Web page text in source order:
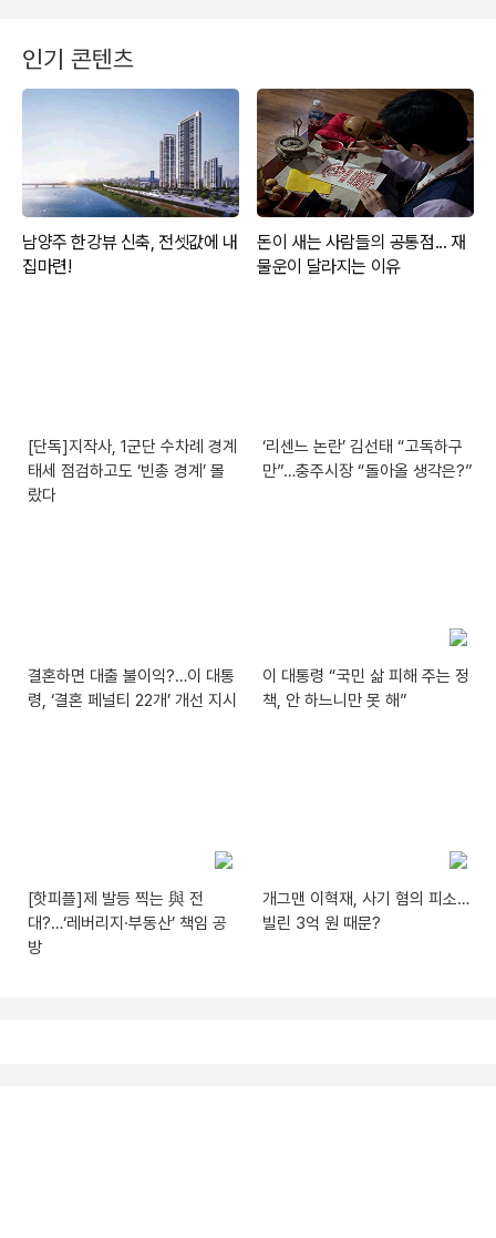
인기 콘텐츠
[단독]지작사, 1군단 수차례 경계
태세 점검하고도 ‘빈총 경계’ 몰
랐다
‘리센느 논란’ 김선태 “고독하구
만”…충주시장 “돌아올 생각은?”
결혼하면 대출 불이익?…이 대통
령, ‘결혼 페널티 22개’ 개선 지시
이 대통령 “국민 삶 피해 주는 정
책, 안 하느니만 못 해”
[핫피플]제 발등 찍는 與 전
대?…‘레버리지·부동산’ 책임 공
방
개그맨 이혁재, 사기 혐의 피소…
빌린 3억 원 때문?